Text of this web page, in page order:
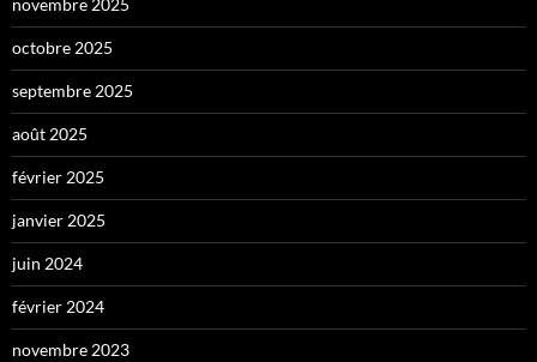
novembre 2025
octobre 2025
septembre 2025
août 2025
février 2025
janvier 2025
juin 2024
février 2024
novembre 2023